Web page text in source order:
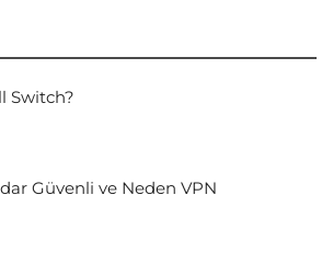
Switch?
Güvenli ve Neden VPN